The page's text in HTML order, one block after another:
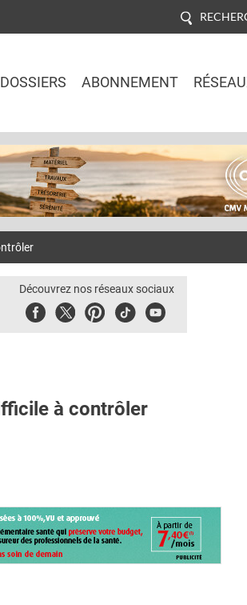
DOSSIERS ABONNEMENT
Découvrez nos réseaux sociaux
FacebookTwitterPinterest
TiktokYoubute
à contrôler